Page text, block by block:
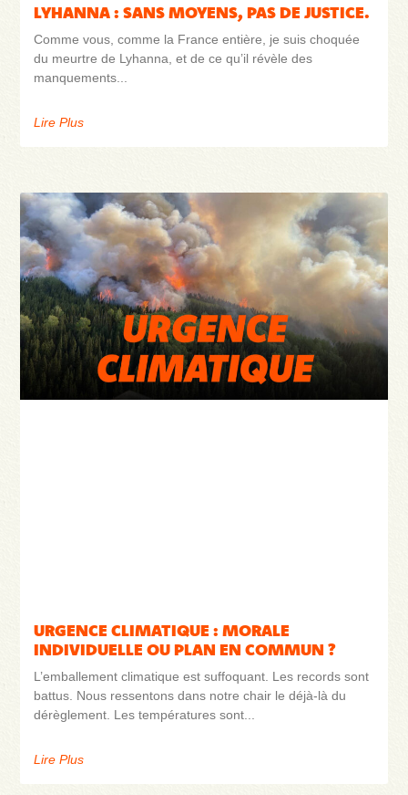
LYHANNA : SANS MOYENS, PAS DE JUSTICE.
Comme vous, comme la France entière, je suis choquée
du meurtre de Lyhanna, et de ce qu’il révèle des
manquements
Lire Plus
URGENCE CLIMATIQUE : MORALE
INDIVIDUELLE OU PLAN EN COMMUN ?
L’emballement climatique est suffoquant. Les records sont
battus. Nous ressentons dans notre chair le déjà-là du
dérèglement. Les températures sont
Lire Plus